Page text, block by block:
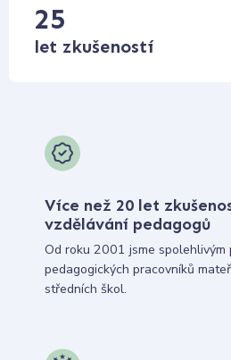
25
let zkušeností
Více než 20 let
vzdělávání pedagogů
Od roku 2001 jsme spolehlivým
pedagogických pracovníků
středních škol.